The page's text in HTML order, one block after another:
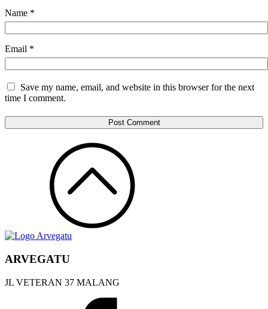
Name *
Email *
Save my name, email, and website in this browser for the next
time I comment.
ARVEGATU
JL VETERAN 37 MALANG